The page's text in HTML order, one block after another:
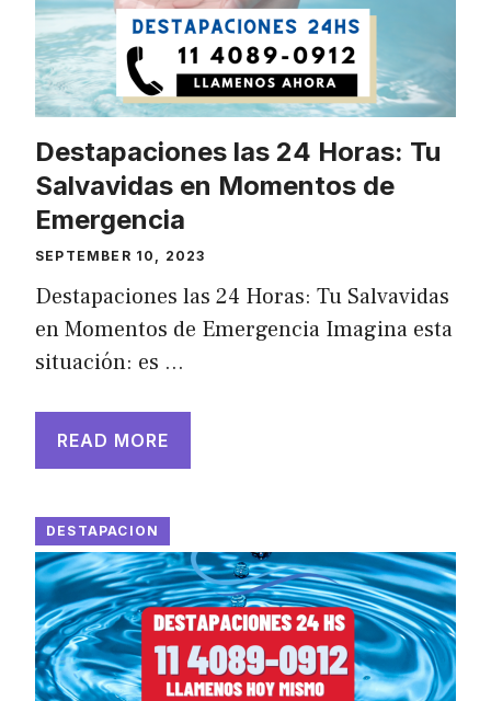
Destapaciones las 24 Horas: Tu
Salvavidas en Momentos de
Emergencia
SEPTEMBER 10, 2023
Destapaciones las 24 Horas: Tu Salvavidas
en Momentos de Emergencia Imagina esta
situación: es …
READ MORE
DESTAPACION